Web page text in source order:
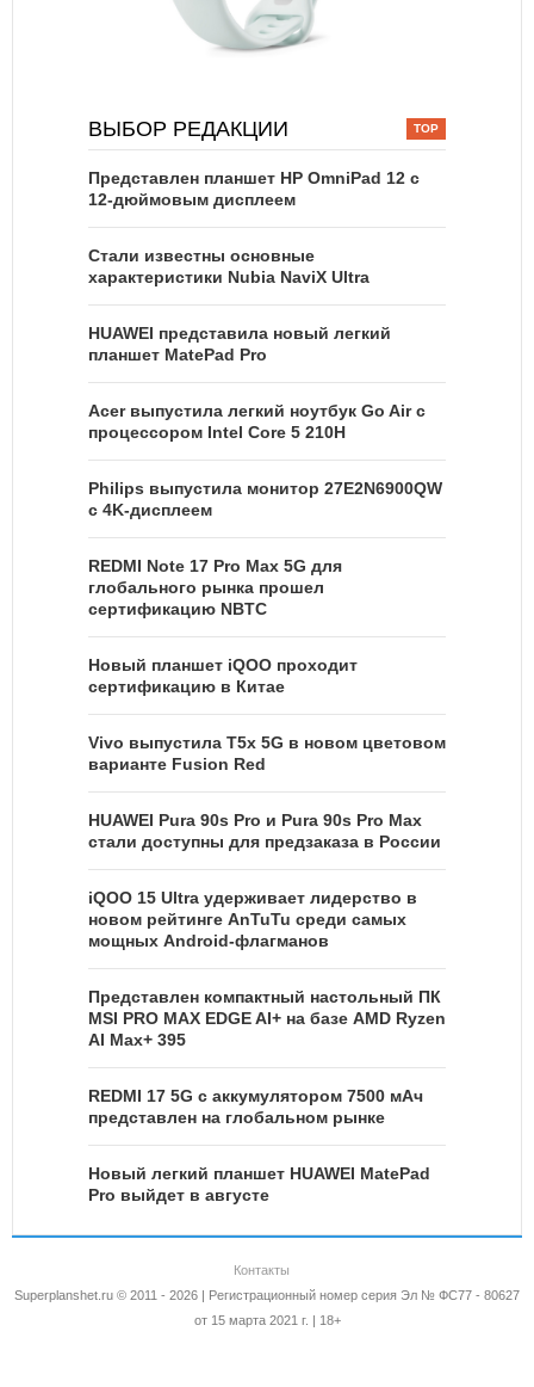
ВЫБОР РЕДАКЦИИ
Представлен планшет HP OmniPad 12 с
12-дюймовым дисплеем
Стали известны основные
характеристики Nubia NaviX Ultra
HUAWEI представила новый легкий
планшет MatePad Pro
Acer выпустила легкий ноутбук Go Air c
процессором Intel Core 5 210H
Philips выпустила монитор 27E2N6900QW
с 4K-дисплеем
REDMI Note 17 Pro Max 5G для
глобального рынка прошел
сертификацию NBTC
Новый планшет iQOO проходит
сертификацию в Китае
Vivo выпустила T5x 5G в новом цветовом
варианте Fusion Red
HUAWEI Pura 90s Pro и Pura 90s Pro Max
стали доступны для предзаказа в России
iQOO 15 Ultra удерживает лидерство в
новом рейтинге AnTuTu среди самых
мощных Android-флагманов
Представлен компактный настольный ПК
MSI PRO MAX EDGE AI+ на базе AMD Ryzen
AI Max+ 395
REDMI 17 5G c аккумулятором 7500 мАч
представлен на глобальном рынке
Новый легкий планшет HUAWEI MatePad
Pro выйдет в августе
Контакты
Superplanshet.ru © 2011 - 2026 | Регистрационный номер серия Эл № ФС77 - 80627
от 15 марта 2021 г. | 18+